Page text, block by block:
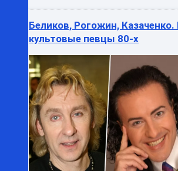
Беликов, Рогожин, Казаченко.
культовые певцы 80-х